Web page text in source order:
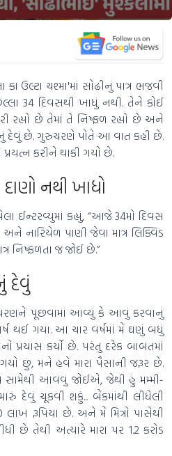
કા ઉલ્ટા ચશ્મા'માં સોઢીનું પાત્ર ભજવી
34 દિવસથી ખાધું નથી. તેને કોઈ
રહ્યો છે તેમાં તે નિષ્ફળ રહ્યો છે અને
દેવું છે. ગુરુચરણે પોતે આ વાત કહી છે.
કરીને થાકી ગયો છે.
નથી ખાધો
ઈન્ટરવ્યુમાં કહ્યું, “આજે 34મો દિવસ
નારિયેળ પાણી જેવા માત્ર લિક્વિડ
નિષ્ફળતા જ જોઈ છે.”
દેવું
પૂછવામાં આવ્યું કે આવું કરવાનું
થઈ ગયા. આ ચાર વર્ષમાં મેં ઘણું બધું
પ્રયાસ કર્યો છે. પરંતુ દરેક બાબતમાં
છું, મને હવે મારા પૈસાની જરૂર છે.
સામેથી આવવું જોઈએ, જેથી હું મમ્મી-
દેવું ચૂકવી શકું... બેંકમાંથી લીધેલી
રૂપિયા છે. અને મેં મિત્રો પાસેથી
તેથી અત્યારે મારા પર 1.2 કરોડ